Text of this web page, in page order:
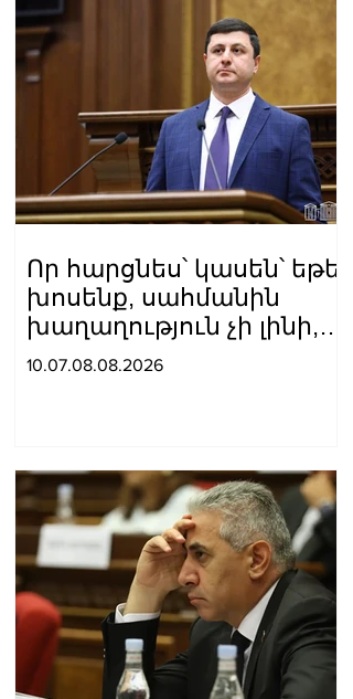
Որ հարցնես՝ կասեն՝ եթե
խոսենք, սահմանին
խաղաղություն չի լինի,
պшտերազմ կuադրենք և
10.07.08.08.2026